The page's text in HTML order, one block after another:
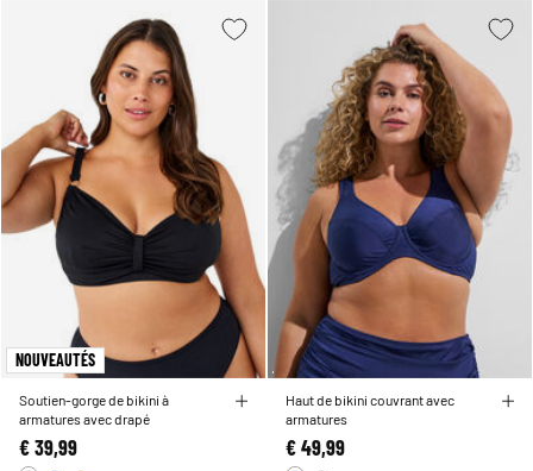
NOUVEAUTÉS
Soutien-gorge de bikini à
armatures avec drapé
€ 39,99
Haut de bikini couvrant avec
armatures
€ 49,99